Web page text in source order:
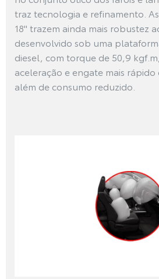
traz tecnologia e refinamento.
18" trazem ainda mais robustez
desenvolvido sob uma
diesel, com torque de 50,9
aceleração e engate mais rápido
além de consumo reduzido.